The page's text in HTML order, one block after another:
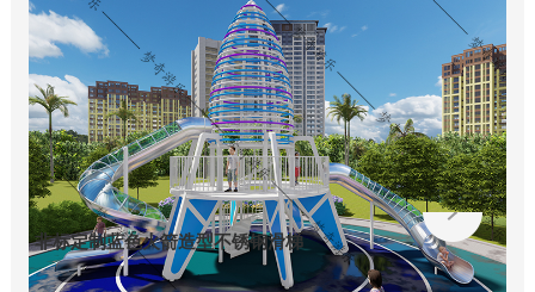
非标定制蓝色火箭造型不锈钢滑梯